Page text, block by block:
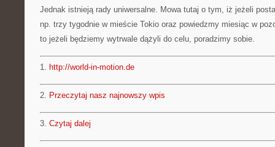
Jednak istnieją rady uniwersalne. Mowa tutaj o tym, iż jeżeli
np. trzy tygodnie w mieście Tokio oraz powiedzmy miesiąc w
to jeżeli będziemy wytrwale dążyli do celu, poradzimy sobie.
1. http://world-in-motion.de
2. Przeczytaj nasz najnowszy wpis
3. Czytaj dalej